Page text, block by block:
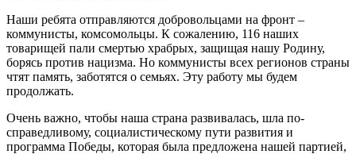
Наши ребята отправляются добровольцами на фронт –
коммунисты, комсомольцы. К сожалению, 116 наших
товарищей пали смертью храбрых, защищая нашу Родину,
борясь против нацизма. Но коммунисты всех регионов страны
чтят память, заботятся о семьях. Эту работу мы будем
продолжать.
Очень важно, чтобы наша страна развивалась, шла по-
справедливому, социалистическому пути развития и
программа Победы, которая была предложена нашей партией,